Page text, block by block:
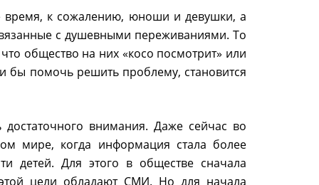
время, к сожалению, юноши и девушки, а
с душевными переживаниями. То
общество на них «косо посмотрит» или
бы помочь решить проблему, становится
внимания. Даже сейчас во
мире, когда информация стала более
детей. Для этого в обществе сначала
цели обладают СМИ. Но для начала